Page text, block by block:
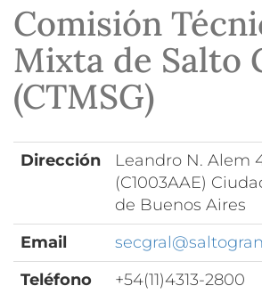
Comisión
Mixta de Salto
(CTMSG)
Dirección
Leandro N. Alem
(C1003AAE)
de Buenos Aires
Email
Teléfono
+54(11)4313-2800